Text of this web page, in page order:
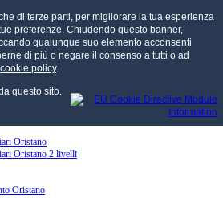
Oristano
Oristano 2 livelli
Oristano
di terze parti, per migliorare la tua esperienza
preferenze. Chiudendo questo banner,
qualunque suo elemento acconsenti
di più o negare il consenso a tutti o ad
cookie policy.
questo sito.